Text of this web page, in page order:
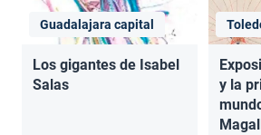
Guadalajara capital
Los gigantes de Isabel
Salas
y la